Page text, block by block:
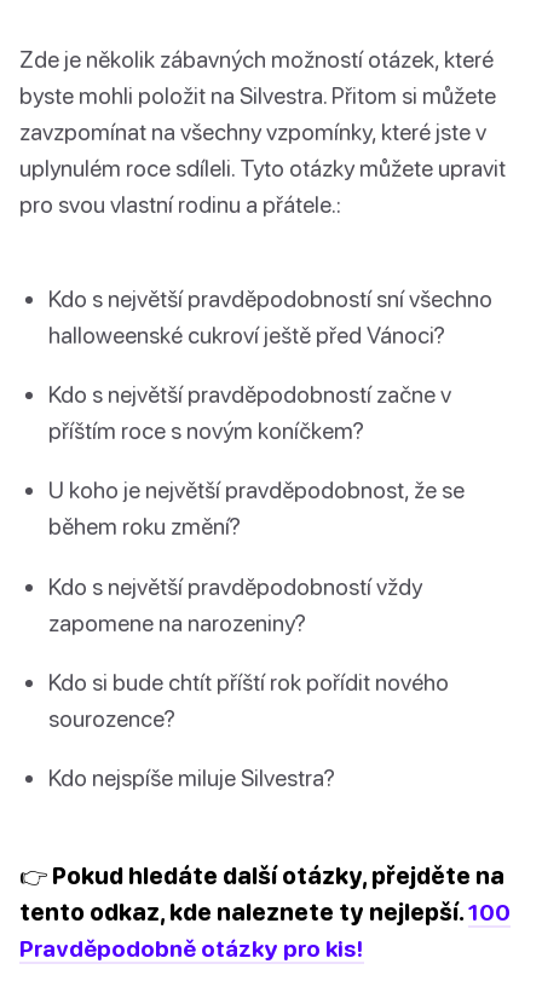
Zde je několik zábavných možností otázek, které
byste mohli položit na Silvestra. Přitom si můžete
zavzpomínat na všechny vzpomínky, které jste v
uplynulém roce sdíleli. Tyto otázky můžete upravit
pro svou vlastní rodinu a přátele.:
Kdo s největší pravděpodobností sní všechno
halloweenské cukroví ještě před Vánoci?
Kdo s největší pravděpodobností začne v
příštím roce s novým koníčkem?
U koho je největší pravděpodobnost, že se
během roku změní?
Kdo s největší pravděpodobností vždy
zapomene na narozeniny?
Kdo si bude chtít příští rok pořídit nového
sourozence?
Kdo nejspíše miluje Silvestra?
👉 Pokud hledáte další otázky, přejděte na
tento odkaz, kde naleznete ty nejlepší.100
Pravděpodobně otázky pro kis!